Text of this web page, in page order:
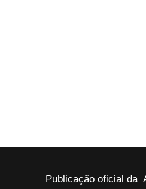
Publicação oficial da